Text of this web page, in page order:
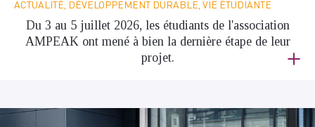
ACTUALITÉ, DÉVELOPPEMENT DURABLE, VIE ÉTUDIANTE
Du 3 au 5 juillet 2026, les étudiants de l'association
AMPEAK ont mené à bien la dernière étape de leur
projet.